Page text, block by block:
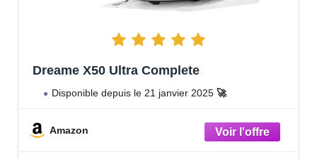
Dreame X50 Ultra Complete
Disponible depuis le 21 janvier 2025 🚀
Amazon